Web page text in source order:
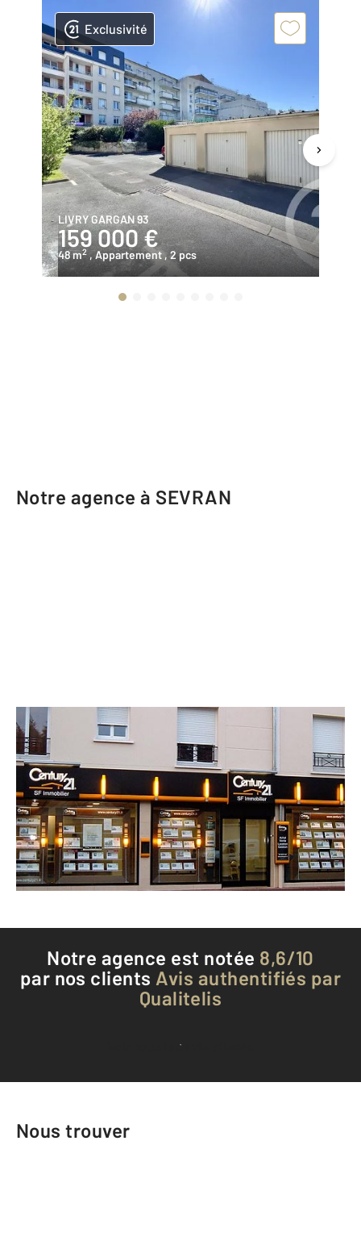
Exclusivité
LIVRY GARGAN 93
159 000 €
48 m2 , Appartement , 2 pcs
Notre agence à SEVRAN
CENTURY 21 SF Immobilier
20 avenue de Livry
SEVRAN - 93270
Envoyer un message
Téléphoner à l'agence
Notre agence est notée 8,6/10
par nos clients Avis authentifiés par
Qualitelis
Voir tous les avis clients
Nous trouver